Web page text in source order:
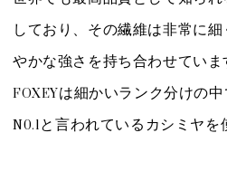
しており、その繊維は非常に
やかな強さを持ち合わせていま
FOXEYは細かいランク分けの
N0.1と言われているカシミヤを